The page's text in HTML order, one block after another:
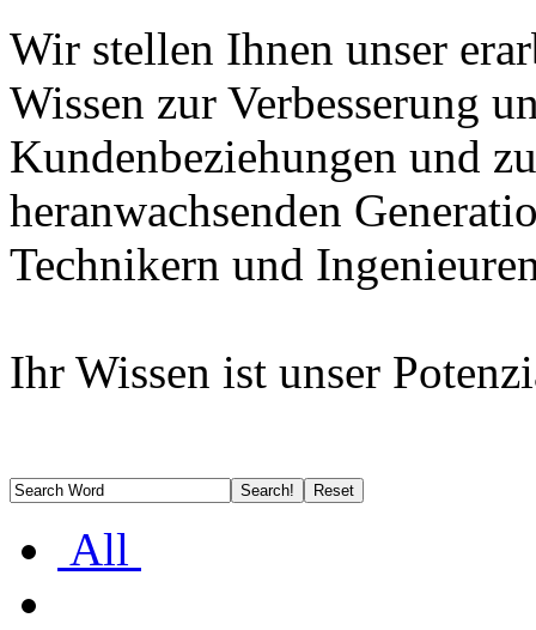
Wir stellen Ihnen unser
Wissen zur Verbesserung
Kundenbeziehungen und
heranwachsenden
Technikern und
Ihr Wissen ist unser
All